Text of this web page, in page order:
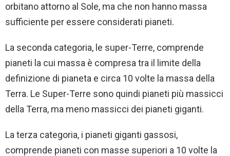
orbitano attorno al Sole, ma che non hanno massa
sufficiente per essere considerati pianeti.
La seconda categoria, le super-Terre, comprende
pianeti la cui massa è compresa tra il limite della
definizione di pianeta e circa 10 volte la massa della
Terra. Le Super-Terre sono quindi pianeti più massicci
della Terra, ma meno massicci dei pianeti giganti.
La terza categoria, i pianeti giganti gassosi,
comprende pianeti con masse superiori a 10 volte la